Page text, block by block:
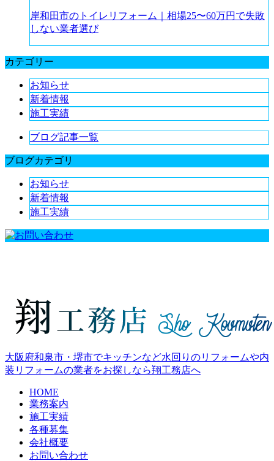
岸和田市のトイレリフォーム｜相場25〜60万円で失敗
しない業者選び
カテゴリー
お知らせ
新着情報
施工実績
ブログ記事一覧
ブログカテゴリ
お知らせ
新着情報
施工実績
大阪府和泉市・堺市でキッチンなど水回りのリフォームや内
装リフォームの業者をお探しなら翔工務店へ
HOME
業務案内
施工実績
各種募集
会社概要
お問い合わせ